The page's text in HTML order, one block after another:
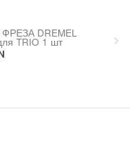
DREMEL
TRIO 1 шт